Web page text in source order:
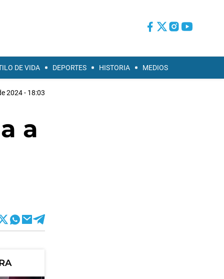
DE VIDA DEPORTES HISTORIA MEDIOS
2024 - 18:03
a